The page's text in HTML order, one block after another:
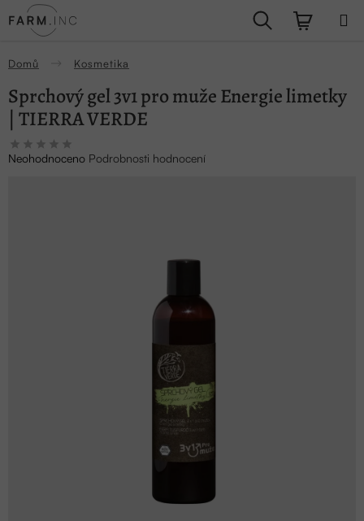
na
Hledat
Domů Kosmetika
Sprchový gel 3v1 pro muže Energie limetky
| TIERRA VERDE
Průměrné
hodnocení
Neohodnoceno Podrobnosti hodnocení